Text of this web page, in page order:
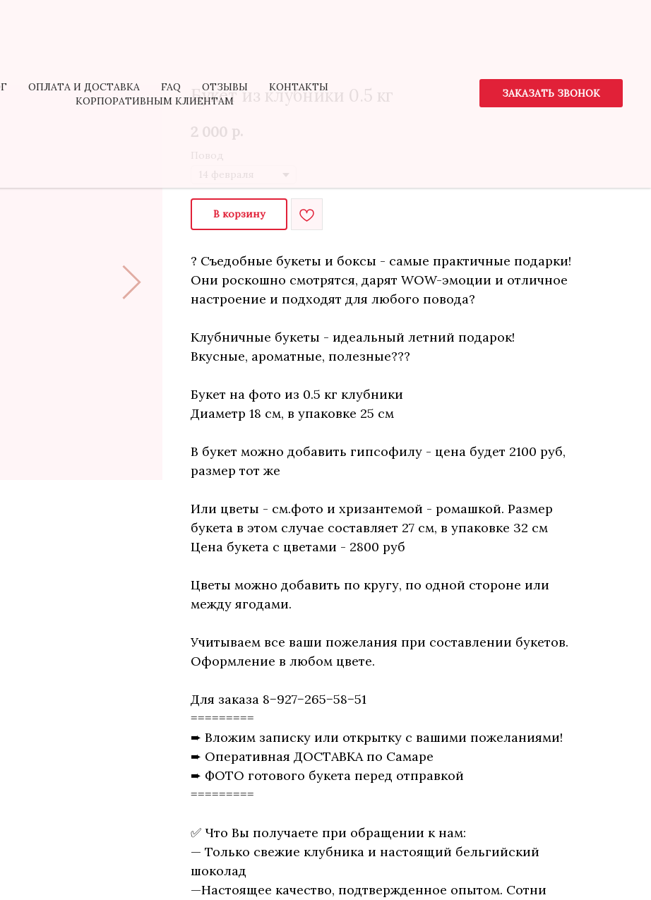
ОПЛАТА И ДОСТАВКА FAQ ОТЗЫВЫ
КОНТАКТЫ
КОРПОРАТИВНЫМ КЛИЕНТАМ
ЗАКАЗАТЬ ЗВОНОК
Букет из клубники 0.5 кг
2 000 р.
Повод
В корзину
? Съедобные букеты и боксы - самые практичные подарки!
Они роскошно смотрятся, дарят WOW-эмоции и отличное
настроение и подходят для любого повода?
Клубничные букеты - идеальный летний подарок!
Вкусные, ароматные, полезные???
Букет на фото из 0.5 кг клубники
Диаметр 18 см, в упаковке 25 см
В букет можно добавить гипсофилу - цена будет 2100 руб,
размер тот же
Или цветы - см.фото и хризантемой - ромашкой. Размер
букета в этом случае составляет 27 см, в упаковке 32 см
Цена букета с цветами - 2800 руб
Цветы можно добавить по кругу, по одной стороне или
между ягодами.
Учитываем все ваши пожелания при составлении букетов.
Оформление в любом цвете.
Для заказа 8−927−265−58−51
=========
➨ Вложим записку или открытку с вашими пожеланиями!
➨ Оперативная ДОСТАВКА по Самаре
➨ ФОТО готового букета перед отправкой
=========
✅ Что Вы получаете при обращении к нам:
— Только свежие клубника и настоящий бельгийский
шоколад
—Настоящее качество, подтвержденное опытом. Сотни